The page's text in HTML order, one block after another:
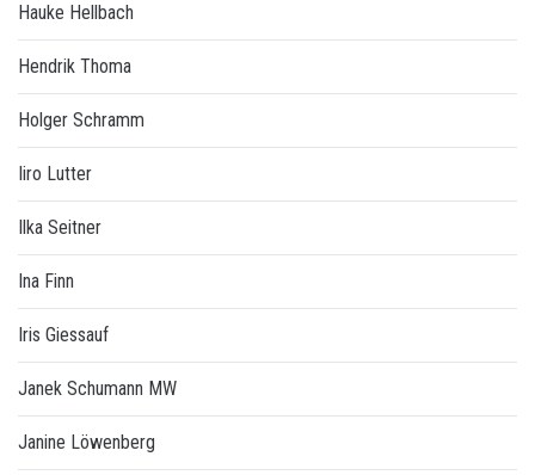
Hauke Hellbach
Hendrik Thoma
Holger Schramm
Iiro Lutter
Ilka Seitner
Ina Finn
Iris Giessauf
Janek Schumann MW
Janine Löwenberg